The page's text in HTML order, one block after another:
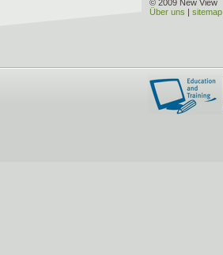
© 2009 New View
Über uns | sitemap